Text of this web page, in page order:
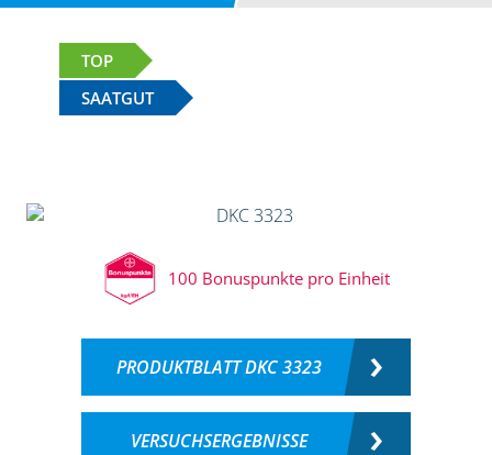
TOP
SAATGUT
100 Bonuspunkte pro Einheit
PRODUKTBLATT DKC 3323
VERSUCHSERGEBNISSE